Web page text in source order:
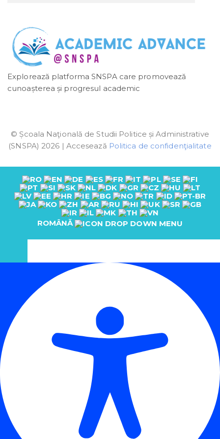
Explorează platforma SNSPA care promovează
cunoașterea și progresul academic
© Școala Naţională de Studii Politice și Administrative
(SNSPA) 2026 | Accesează Politica de confidenţialitate
ROMÂNĂ